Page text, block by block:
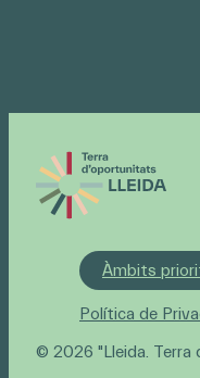
Àmbits
Política de
© 2026 "Lleida. Terra